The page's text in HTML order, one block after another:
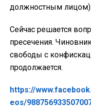
должностным лицом).
Сейчас решается
пресечения.
свободы с
продолжается.
https://
eos/